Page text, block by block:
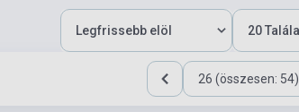
26 (összesen: 54)